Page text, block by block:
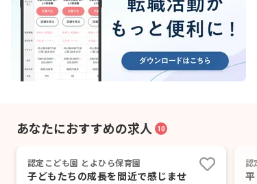
あなたにおすすめの求人 10
認定こども園 とよひら保育園
子どもたちの成長を間近で感じませ
認